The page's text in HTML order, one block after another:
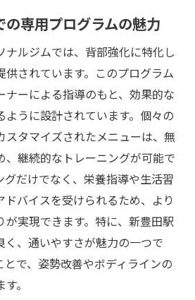
専用プログラムの魅力
ナルジムでは、背部強化に特化し
供されています。このプログラム
ナーによる指導のもと、効果的な
ように設計されています。個々の
スタマイズされたメニューは、無
、継続的なトレーニングが可能で
グだけでなく、栄養指導や生活習
バイスを受けられるため、より
が実現できます。特に、新豊田駅
く、通いやすさが魅力の一つで
で、姿勢改善やボディラインの
。